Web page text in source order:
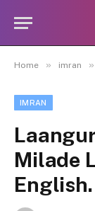
Home » imran »
IMRAN
Milade
English.